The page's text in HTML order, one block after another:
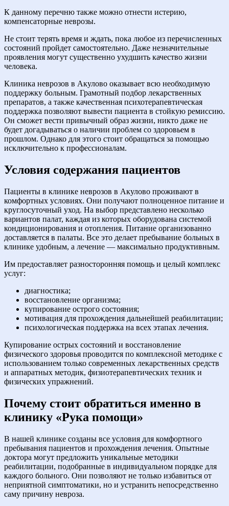
К данному перечню также можно отнести истерию,
компенсаторные неврозы.
Не стоит терять время и ждать, пока любое из перечисленных
состояний пройдет самостоятельно. Даже незначительные
проявления могут существенно ухудшить качество жизни
человека.
Клиника неврозов в Акулово оказывает всю необходимую
поддержку больным. Грамотный подбор лекарственных
препаратов, а также качественная психотерапевтическая
поддержка позволяют вывести пациента в стойкую ремиссию.
Он сможет вести привычный образ жизни, никто даже не
будет догадываться о наличии проблем со здоровьем в
прошлом. Однако для этого стоит обращаться за помощью
исключительно к профессионалам.
Условия содержания пациентов
Пациенты в клинике неврозов в Акулово проживают в
комфортных условиях. Они получают полноценное питание и
круглосуточный уход. На выбор представлено несколько
вариантов палат, каждая из которых оборудована системой
кондиционирования и отопления. Питание организованно
доставляется в палаты. Все это делает пребывание больных в
клинике удобным, а лечение — максимально продуктивным.
Им предоставляет разносторонняя помощь и целый комплекс
услуг:
диагностика;
восстановление организма;
купирование острого состояния;
мотивация для прохождения дальнейшей реабилитации;
психологическая поддержка на всех этапах лечения.
Купирование острых состояний и восстановление
физического здоровья проводится по комплексной методике с
использованием только современных лекарственных средств
и аппаратных методик, физиотерапевтических техник и
физических упражнений.
Почему стоит обратиться именно в
клинику «Рука помощи»
В нашей клинике созданы все условия для комфортного
пребывания пациентов и прохождения лечения. Опытные
доктора могут предложить уникальные методики
реабилитации, подобранные в индивидуальном порядке для
каждого больного. Они позволяют не только избавиться от
неприятной симптоматики, но и устранить непосредственно
саму причину невроза.